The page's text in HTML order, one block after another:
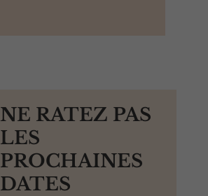
NE RATEZ PAS
LES
PROCHAINES
DATES